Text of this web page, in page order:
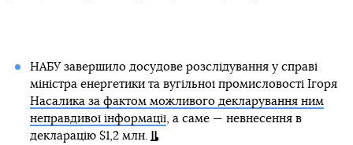
НАБУ завершило досудове розслідування у справі
міністра енергетики та вугільної промисловості Ігоря
Насалика за фактом можливого декларування ним
неправдивої інформації, а саме — невнесення в
декларацію $1,2 млн.